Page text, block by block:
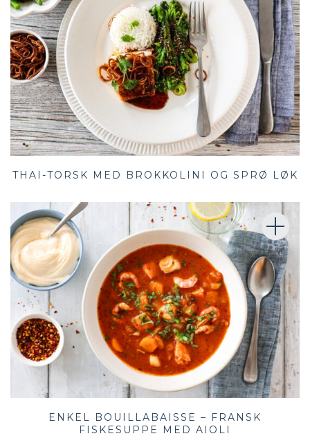
THAI-TORSK MED BROKKOLINI OG SPRØ LØK
ENKEL BOUILLABAISSE – FRANSK
FISKESUPPE MED AIOLI